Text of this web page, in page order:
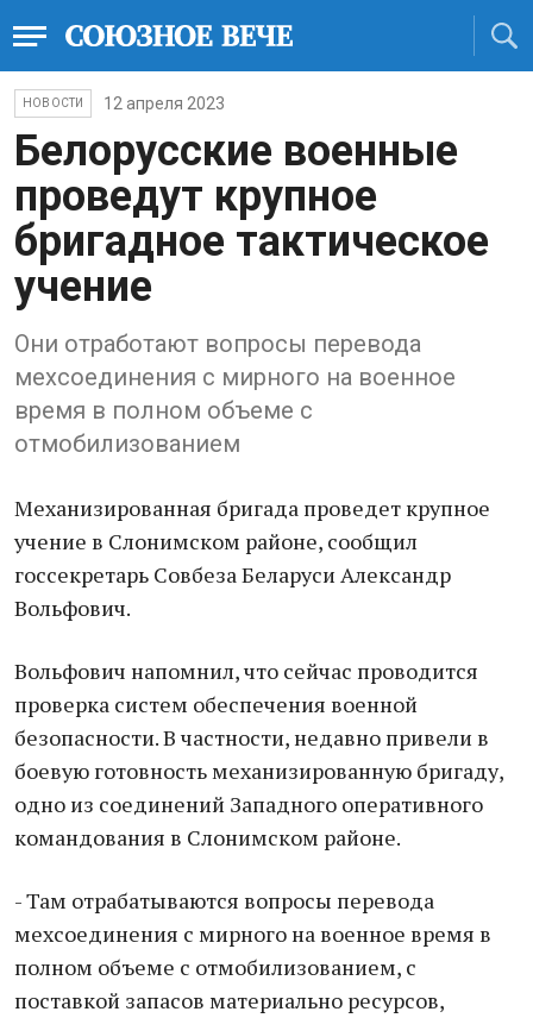
НОВОСТИ 12 апреля 2023
Белорусские военные
проведут крупное
бригадное тактическое
учение
Они отработают вопросы перевода
мехсоединения с мирного на военное
время в полном объеме с
отмобилизованием
Механизированная бригада проведет крупное
учение в Слонимском районе, сообщил
госсекретарь Совбеза Беларуси Александр
Вольфович.
Вольфович напомнил, что сейчас проводится
проверка систем обеспечения военной
безопасности. В частности, недавно привели в
боевую готовность механизированную бригаду,
одно из соединений Западного оперативного
командования в Слонимском районе.
- Там отрабатываются вопросы перевода
мехсоединения с мирного на военное время в
полном объеме с отмобилизованием, с
поставкой запасов материально ресурсов,